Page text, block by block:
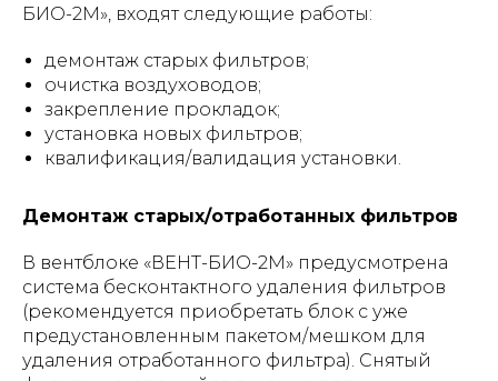
БИО-2М», входят следующие работы:
демонтаж старых фильтров;
очистка воздуховодов;
закрепление прокладок;
установка новых фильтров;
квалификация/валидация установки.
Демонтаж старых/отработанных фильтров
В вентблоке «ВЕНТ-БИО-2М» предусмотрена
система бесконтактного удаления фильтров
(рекомендуется приобретать блок с уже
предустановленным пакетом/мешком для
удаления отработанного фильтра). Снятый